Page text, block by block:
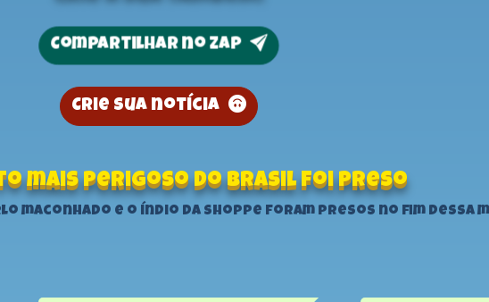
Compartilhar no zap
Crie sua notícia
mais perigoso do Brasil foi preso
maconhado e o índio da shoppe foram presos no fim dessa